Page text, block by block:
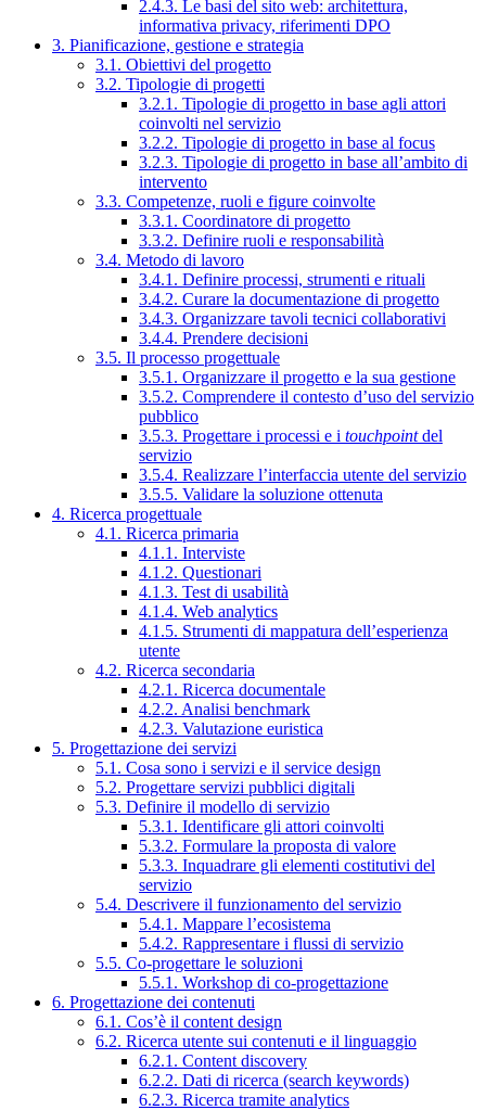
2.4.3. Le basi del sito web: architettura,
informativa privacy, riferimenti DPO
3. Pianificazione, gestione e strategia
3.1. Obiettivi del progetto
3.2. Tipologie di progetti
3.2.1. Tipologie di progetto in base agli attori
coinvolti nel servizio
3.2.2. Tipologie di progetto in base al focus
3.2.3. Tipologie di progetto in base all’ambito di
intervento
3.3. Competenze, ruoli e figure coinvolte
3.3.1. Coordinatore di progetto
3.3.2. Definire ruoli e responsabilità
3.4. Metodo di lavoro
3.4.1. Definire processi, strumenti e rituali
3.4.2. Curare la documentazione di progetto
3.4.3. Organizzare tavoli tecnici collaborativi
3.4.4. Prendere decisioni
3.5. Il processo progettuale
3.5.1. Organizzare il progetto e la sua gestione
3.5.2. Comprendere il contesto d’uso del servizio
pubblico
3.5.3. Progettare i processi e i touchpointdel
servizio
3.5.4. Realizzare l’interfaccia utente del servizio
3.5.5. Validare la soluzione ottenuta
4. Ricerca progettuale
4.1. Ricerca primaria
4.1.1. Interviste
4.1.2. Questionari
4.1.3. Test di usabilità
4.1.4. Web analytics
4.1.5. Strumenti di mappatura dell’esperienza
utente
4.2. Ricerca secondaria
4.2.1. Ricerca documentale
4.2.2. Analisi benchmark
4.2.3. Valutazione euristica
5. Progettazione dei servizi
5.1. Cosa sono i servizi e il service design
5.2. Progettare servizi pubblici digitali
5.3. Definire il modello di servizio
5.3.1. Identificare gli attori coinvolti
5.3.2. Formulare la proposta di valore
5.3.3. Inquadrare gli elementi costitutivi del
servizio
5.4. Descrivere il funzionamento del servizio
5.4.1. Mappare l’ecosistema
5.4.2. Rappresentare i flussi di servizio
5.5. Co-progettare le soluzioni
5.5.1. Workshop di co-progettazione
6. Progettazione dei contenuti
6.1. Cos’è il content design
6.2. Ricerca utente sui contenuti e il linguaggio
6.2.1. Content discovery
6.2.2. Dati di ricerca (search keywords)
6.2.3. Ricerca tramite analytics